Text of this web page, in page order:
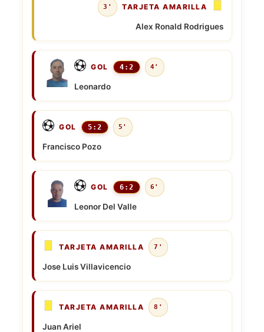
3' TARJETA AMARILLA
Alex Ronald Rodrigues
GOL 4:2 4'
Leonardo
GOL 5:2 5'
Francisco Pozo
GOL 6:2 6'
Leonor Del Valle
TARJETA AMARILLA 7'
Jose Luis Villavicencio
TARJETA AMARILLA 8'
Juan Ariel